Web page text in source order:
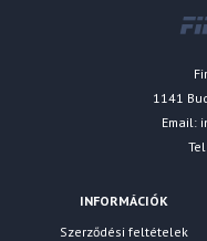
1141
Email:
INFORMÁCIÓK
Szerződési feltételek